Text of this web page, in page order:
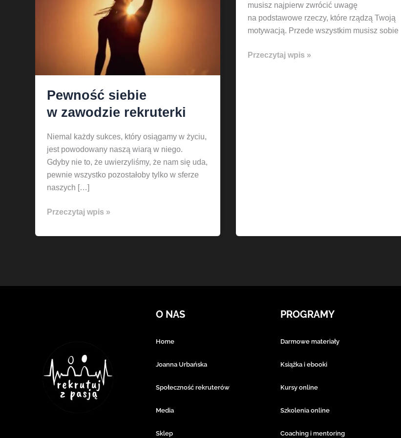
Pewność siebie
w zawodzie rekruterki
Niemal każdy sukces, który osiągamy w życiu,
jest powodowany naszą wiarą w niego.
Gdyby nie to, że uwierzyliśmy, że nam się uda,
pewnie wszystko pozostałoby tylko w sferze
naszych […]
Przeczytaj wpis »
musisz najpierw zwrócić uwagę
na podstawowe rzeczy, które rządzą Twoją
motywacją. Przede wszystkim musisz sobie
Przeczytaj wpis »
O NAS
Home
Joanna Urbańska
Społeczność rekruterów
Media
Sklep
PROGRAMY
Darmowe materiały
Książka i ebooki
Kursy online
Szkolenia online
Coaching i mentoring